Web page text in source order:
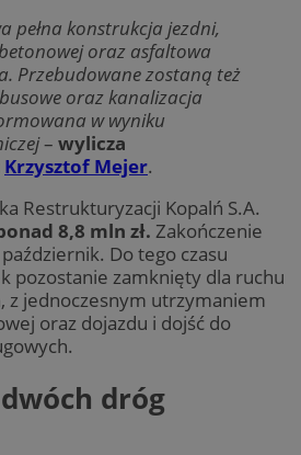
pełna konstrukcja jezdni,
oraz asfaltowa
Przebudowane zostaną też
oraz kanalizacja
w wyniku
– wylicza
Krzysztof Mejer.
Restrukturyzacji Kopalń S.A.
8,8 mln zł. Zakończenie
Do tego czasu
pozostanie zamknięty dla ruchu
z jednoczesnym utrzymaniem
oraz dojazdu i dojść do
dróg